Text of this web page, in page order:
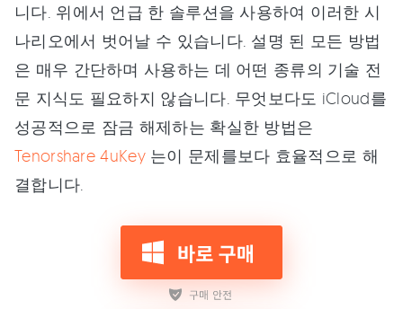
니다. 위에서 언급 한 솔루션을 사용하여 이러한 시
나리오에서 벗어날 수 있습니다. 설명 된 모든 방법
은 매우 간단하며 사용하는 데 어떤 종류의 기술 전
문 지식도 필요하지 않습니다. 무엇보다도 iCloud를
성공적으로 잠금 해제하는 확실한 방법은
Tenorshare 4uKey는이 문제를보다 효율적으로 해
결합니다.